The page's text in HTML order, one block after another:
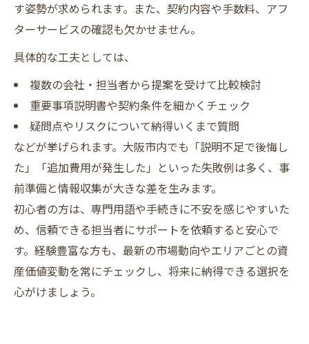
す姿勢が求められます。また、契約内容や手数料、アフ
ターサービスの確認も欠かせません。
具体的な工夫としては、
複数の会社・担当者から提案を受けて比較検討
重要事項説明書や契約条件を細かくチェック
疑問点やリスクについて納得いくまで質問
などが挙げられます。大阪市内でも「説明不足で後悔し
た」「追加費用が発生した」といった失敗例は多く、事
前準備と情報収集が大きな差を生みます。
初心者の方は、専門用語や手続きに不安を感じやすいた
め、信頼できる担当者にサポートを依頼すると安心で
す。経験豊富な方も、最新の市場動向やエリアごとの資
産価値変動を常にチェックし、将来に納得できる選択を
心がけましょう。